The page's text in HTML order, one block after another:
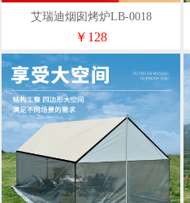
艾瑞迪烟囱烤炉LB-0018
￥128